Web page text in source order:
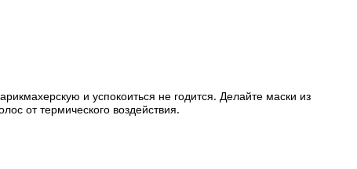
и успокоиться не годится. Делайте маски из
от термического воздействия.